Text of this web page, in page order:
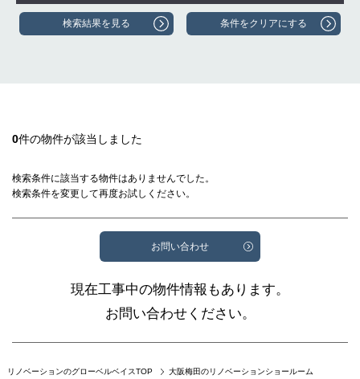
0件の物件が該当しました
検索条件に該当する物件はありませんでした。
検索条件を変更して再度お試しください。
お問い合わせ
現在工事中の物件情報もあります。
お問い合わせください。
リノベーションのグローベルベイスTOP
大阪梅田のリノベーションショールーム